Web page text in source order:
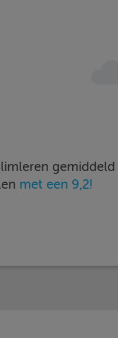
gemiddeld
met een 9,2!